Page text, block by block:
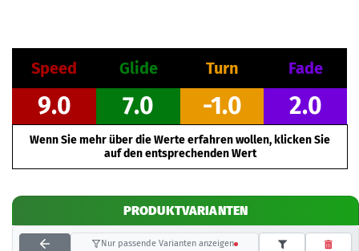
Speed Glide Turn Fade
9.0 7.0 -1.0 2.0
Wenn Sie mehr über die Werte erfahren wollen, klicken Sie
auf den entsprechenden Wert
PRODUKTVARIANTEN
Nur passende Varianten anzeigen